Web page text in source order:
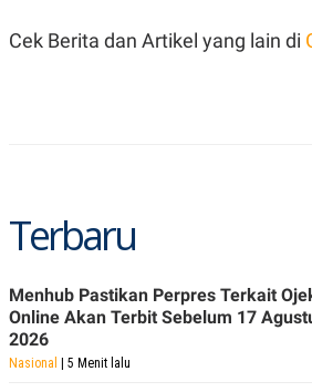
NM
R
R
T
I
N
G
K
Cek Berita dan Artikel yang lain di
Terbaru
Menhub Pastikan Perpres Terkait
Online Akan Terbit Sebelum 17
2026
Nasional | 5 Menit lalu